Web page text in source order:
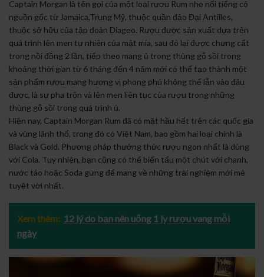
Captain Morgan là tên gọi của một loại rượu Rum nhẹ nổi tiếng có
nguồn gốc từ Jamaica,Trung Mỹ, thuộc quần đảo Đại Antilles,
thuộc sở hữu của tập đoàn Diageo. Rượu được sản xuất dựa trên
quá trình lên men tự nhiên của mật mía, sau đó lại được chưng cất
trong nồi đồng 2 lần, tiếp theo mang ủ trong thùng gỗ sồi trong
khoảng thời gian từ 6 tháng đến 4 năm mới có thể tạo thành một
sản phẩm rượu mang hương vị phong phú không thể lẫn vào đâu
được, là sự pha trộn và lên men liên tục của rượu trong những
thùng gỗ sồi trong quá trình ủ.
Hiện nay, Captain Morgan Rum đã có mặt hầu hết trên các quốc gia
và vùng lãnh thổ, trong đó có Việt Nam, bao gồm hai loại chính là
Black và Gold. Phương pháp thưởng thức rượu ngon nhất là dùng
với Cola. Tuy nhiên, bạn cũng có thể biến tấu một chút với chanh,
nước táo hoặc Soda gừng để mang về những trải nghiệm mới mẻ
tuyệt vời nhất.
Xem thêm: 12 lý do bạn nên uống 1 ly rượu vang mỗi
ngày